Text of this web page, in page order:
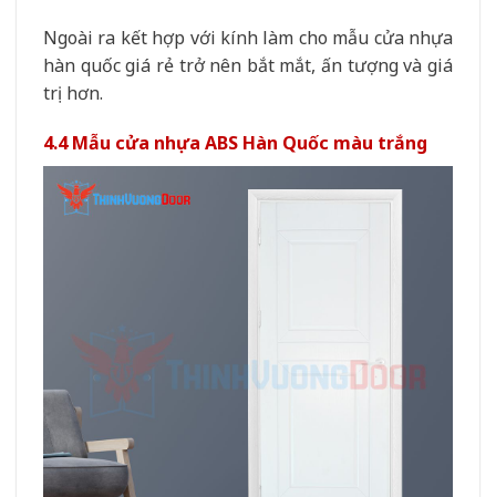
Ngoài ra kết hợp với kính làm cho mẫu cửa nhựa
hàn quốc giá rẻ trở nên bắt mắt, ấn tượng và giá
trị hơn.
4.4 Mẫu cửa nhựa ABS Hàn Quốc màu trắng